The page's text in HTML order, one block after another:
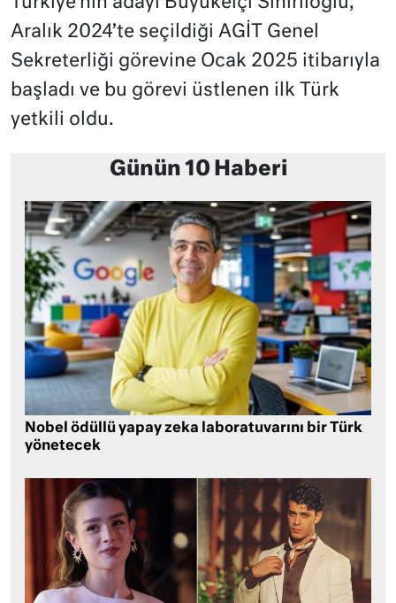
Aralık 2024’te seçildiği AGİT Genel
Sekreterliği görevine Ocak 2025 itibarıyla
başladı ve bu görevi üstlenen ilk Türk
yetkili oldu.
Günün 10 Haberi
Nobel ödüllü yapay zeka laboratuvarını bir Türk
yönetecek